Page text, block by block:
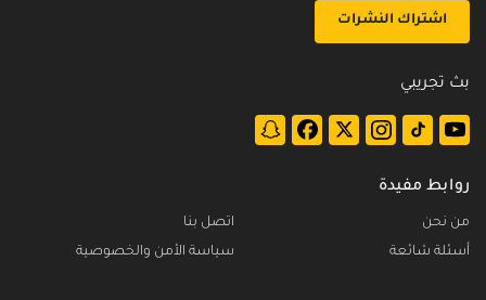
اشتراك النشرات
بث تجريبي
روابط مفيدة
من نحن
أسئلة شائعة
اتصل بنا
سياسة الأمن والخصوصية